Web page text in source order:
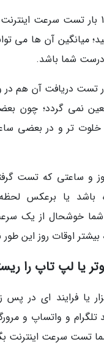
وقتی نزدیک به 10 بار تست سرعت
میانگین آن ها می
درست شما باشد.
تست دریافت آن هم
نمی گردد؛ چون
تر و در بعضی
و ساعتی که تست
باشد یا برعکس
خوشحال از یک سرعت
بیشتر اوقات روز این
یا فرایند ای در پس
تلگرام و واتساپ و
تست سرعت اینترنت